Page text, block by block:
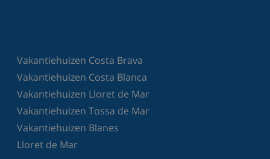
Vakantiehuizen Costa Brava
Vakantiehuizen Costa Blanca
Vakantiehuizen Lloret de Mar
Vakantiehuizen Tossa de Mar
Vakantiehuizen Blanes
Lloret de Mar